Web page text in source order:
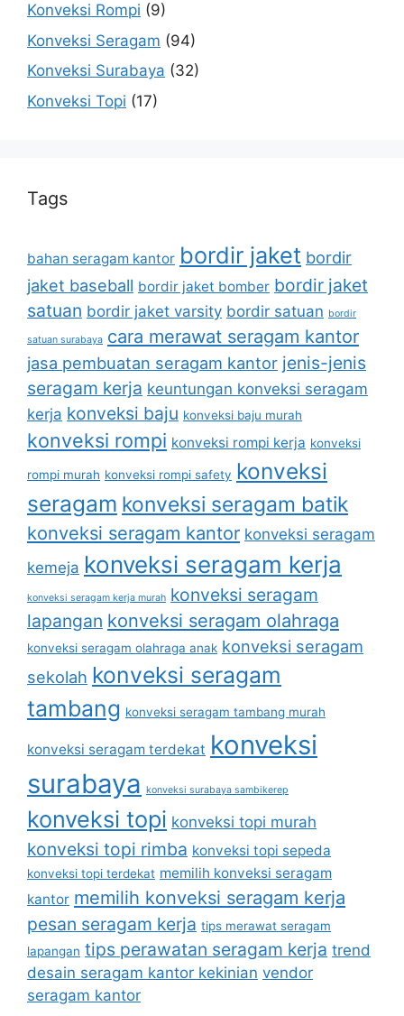
Konveksi Rompi (9)
Konveksi Seragam (94)
Konveksi Surabaya (32)
Konveksi Topi (17)
Tags
bahan seragam kantor bordir jaket bordir
jaket baseball bordir jaket bomber bordir jaket
satuan bordir jaket varsity bordir satuan bordir
satuan surabaya cara merawat seragam kantor
jasa pembuatan seragam kantor jenis-jenis
seragam kerja keuntungan konveksi seragam
kerja konveksi baju konveksi baju murah
konveksi rompi konveksi rompi kerja konveksi
rompi murah konveksi rompi safety konveksi
seragam konveksi seragam batik
konveksi seragam kantor konveksi seragam
kemeja konveksi seragam kerja
konveksi seragam kerja murah konveksi seragam
lapangan konveksi seragam olahraga
konveksi seragam olahraga anak konveksi seragam
sekolah konveksi seragam
tambang konveksi seragam tambang murah
konveksi seragam terdekat konveksi
surabaya konveksi surabaya sambikerep
konveksi topi konveksi topi murah
konveksi topi rimba konveksi topi sepeda
konveksi topi terdekat memilih konveksi seragam
kantor memilih konveksi seragam kerja
pesan seragam kerja tips merawat seragam
lapangan tips perawatan seragam kerja trend
desain seragam kantor kekinian vendor
seragam kantor